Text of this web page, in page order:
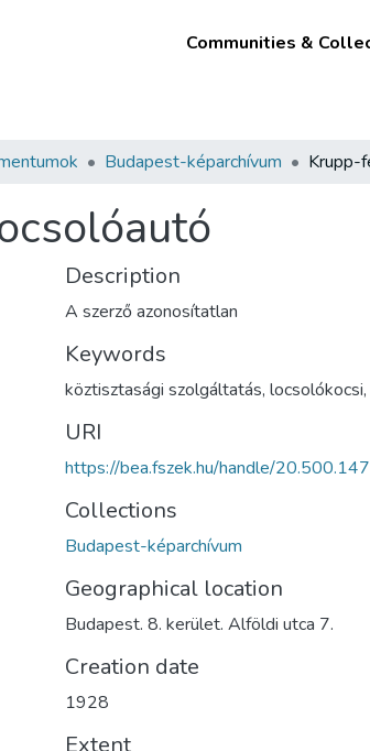
Communities &
Budapest-képarchívum Krupp-
Description
A szerző azonosítatlan
Keywords
köztisztasági szolgáltatás, locsolókocsi,
URI
https://bea.fszek.hu/handle/
Collections
Budapest-képarchívum
Geographical location
Budapest. 8. kerület. Alföldi utca 7.
Creation date
1928
Extent